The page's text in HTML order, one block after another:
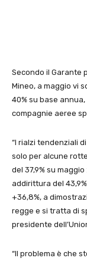
Secondo il Garante
Mineo, a maggio vi
40% su base
compagnie aeree
“I rialzi tendenziali
solo per alcune
del 37,9% su
addirittura del
+36,8%, a
regge e si tratta di
presidente
“Il problema è che